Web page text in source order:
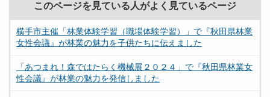
このページを見ている人がよく見ているページ
横手市主催「林業体験学習（職場体験学習）」で『秋田県林業
女性会議』が林業の魅力を子供たちに伝えました
「あつまれ！森ではたらく機械展２０２４」で『秋田県林業女
性会議』が林業の魅力を発信しました